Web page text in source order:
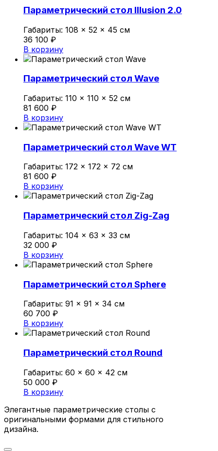
Параметрический стол Illusion 2.0
Габариты: 108 × 52 × 45 см
36 100 ₽
В корзину
Параметрический стол Wave
Габариты: 110 × 110 × 52 см
81 600 ₽
В корзину
Параметрический стол Wave WT
Габариты: 172 × 172 × 72 см
81 600 ₽
В корзину
Параметрический стол Zig-Zag
Габариты: 104 × 63 × 33 см
32 000 ₽
В корзину
Параметрический стол Sphere
Габариты: 91 × 91 × 34 см
60 700 ₽
В корзину
Параметрический стол Round
Габариты: 60 × 60 × 42 см
50 000 ₽
В корзину
Элегантные параметрические столы с
оригинальными формами для стильного
дизайна.